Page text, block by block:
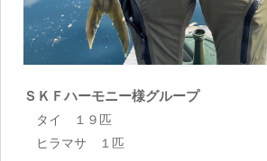
ＳＫＦハーモニー様グループ
タイ １９匹
ヒラマサ １匹